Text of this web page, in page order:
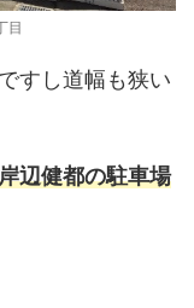
目
すし道幅も狭い
辺健都の駐車場